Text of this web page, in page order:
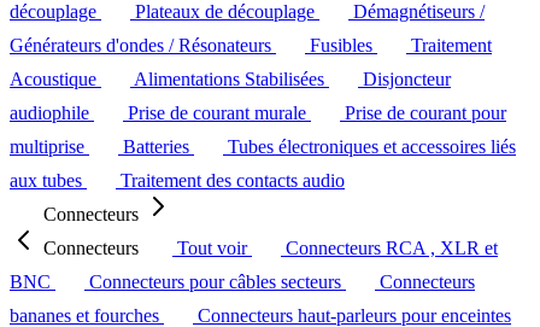
découplage
Plateaux de découplage
Démagnétiseurs /
Générateurs d'ondes / Résonateurs
Fusibles
Traitement
Acoustique
Alimentations Stabilisées
Disjoncteur
audiophile
Prise de courant murale
Prise de courant pour
multiprise
Batteries
Tubes électroniques et accessoires liés
aux tubes
Traitement des contacts audio
Connecteurs
Connecteurs
Tout voir
Connecteurs RCA , XLR et
BNC
Connecteurs pour câbles secteurs
Connecteurs
bananes et fourches
Connecteurs haut-parleurs pour enceintes